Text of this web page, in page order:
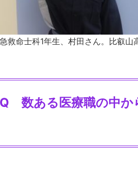
救命士科1年生、村田さん。比叡山
数ある医療職の中か